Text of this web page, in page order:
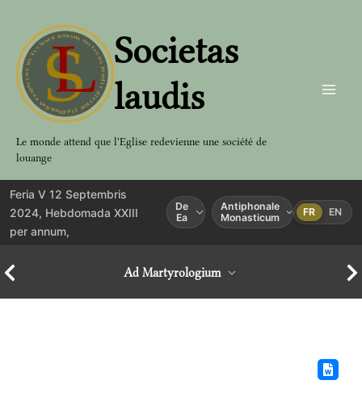
contenu
Societas
laudis
Le monde attend que l'Eglise redevienne une société de
louange
Feria V 12 Septembris
2024, Hebdomada XXIII
per annum,
De
Ea
Antiphonale
Monasticum
FR EN
Ad Martyrologium